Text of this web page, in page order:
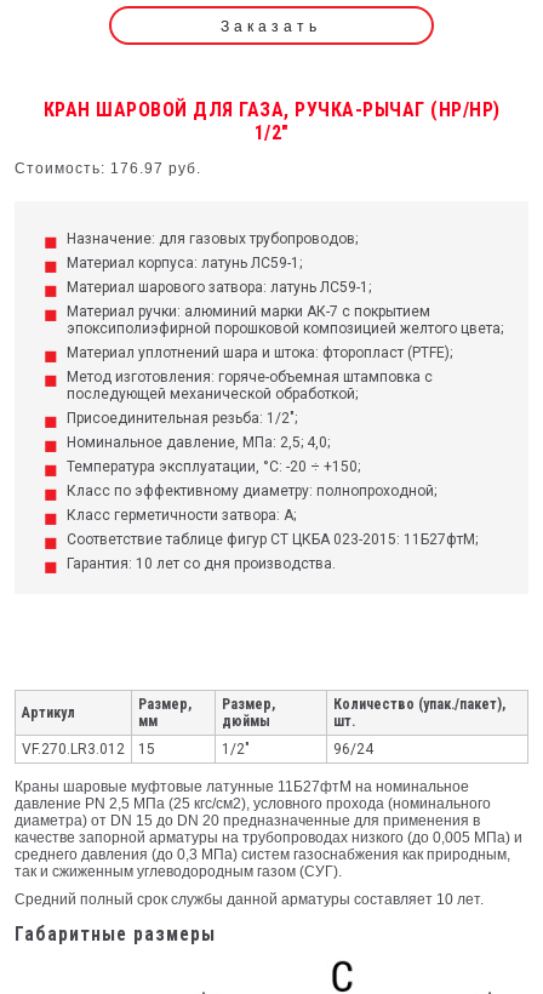
Заказать
КРАН ШАРОВОЙ ДЛЯ ГАЗА, РУЧКА-РЫЧАГ (НР/НР)
1/2"
Стоимость: 176.97 руб.
Назначение: для газовых трубопроводов;
Материал корпуса: латунь ЛС59-1;
Материал шарового затвора: латунь ЛС59-1;
Материал ручки: алюминий марки АК-7 с покрытием
эпоксиполиэфирной порошковой композицией желтого цвета;
Материал уплотнений шара и штока: фторопласт (PTFE);
Метод изготовления: горяче-объемная штамповка с
последующей механической обработкой;
Присоединительная резьба: 1/2";
Номинальное давление, МПа: 2,5; 4,0;
Температура эксплуатации, °С: -20 ÷ +150;
Класс по эффективному диаметру: полнопроходной;
Класс герметичности затвора: А;
Соответствие таблице фигур СТ ЦКБА 023-2015: 11Б27фтМ;
Гарантия: 10 лет со дня производства.
Артикул
Размер,
мм
Размер,
дюймы
Количество (упак./пакет),
шт.
VF.270.LR3.012
15 1/2" 96/24
Краны шаровые муфтовые латунные 11Б27фтМ на номинальное
давление PN 2,5 МПа (25 кгс/см2), условного прохода (номинального
диаметра) от DN 15 до DN 20 предназначенные для применения в
качестве запорной арматуры на трубопроводах низкого (до 0,005 МПа) и
среднего давления (до 0,3 МПа) систем газоснабжения как природным,
так и сжиженным углеводородным газом (СУГ).
Средний полный срок службы данной арматуры составляет 10 лет.
Габаритные размеры